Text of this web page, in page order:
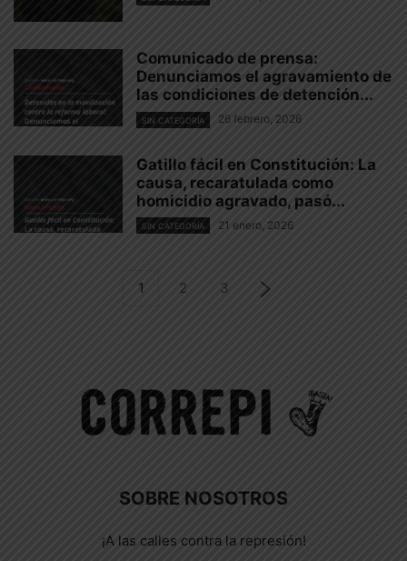
Comunicado de prensa:
Denunciamos el agravamiento de
las condiciones de detención...
SIN CATEGORÍA 26 febrero, 2026
Gatillo fácil en Constitución: La
causa, recaratulada como
homicidio agravado, pasó...
SIN CATEGORÍA 21 enero, 2026
1 2 3
SOBRE NOSOTROS
¡A las calles contra la represión!